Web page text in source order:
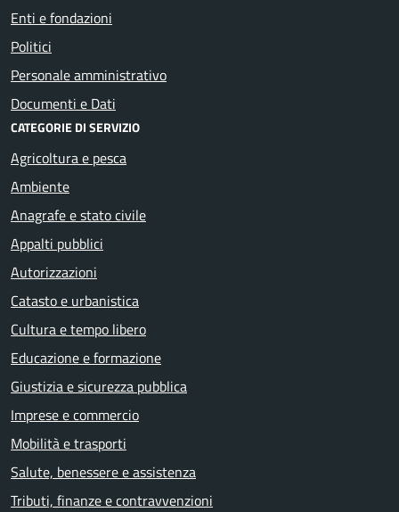
Enti e fondazioni
Politici
Personale amministrativo
Documenti e Dati
CATEGORIE DI SERVIZIO
Agricoltura e pesca
Ambiente
Anagrafe e stato civile
Appalti pubblici
Autorizzazioni
Catasto e urbanistica
Cultura e tempo libero
Educazione e formazione
Giustizia e sicurezza pubblica
Imprese e commercio
Mobilità e trasporti
Salute, benessere e assistenza
Tributi, finanze e contravvenzioni